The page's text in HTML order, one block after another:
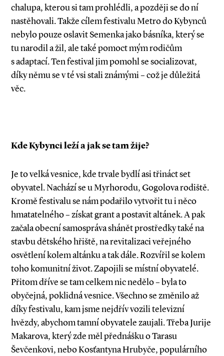
chalupa, kterou si tam prohlédli, a později se do ní
nastěhovali. Takže cílem festivalu Metro do Kybynců
nebylo pouze oslavit Semenka jako básníka, který se
tu narodil a žil, ale také pomoct mým rodičům
s adaptací. Ten festival jim pomohl se socializovat,
díky němu se v té vsi stali známými – což je důležitá
věc.
Kde Kybynci leží a jak se tam žije?
Je to velká vesnice, kde trvale bydlí asi třináct set
obyvatel. Nachází se u Myrhorodu, Gogolova rodiště.
Kromě festivalu se nám podařilo vytvořit tu i něco
hmatatelného – získat grant a postavit altánek. A pak
začala obecní samospráva shánět prostředky také na
stavbu dětského hřiště, na revitalizaci veřejného
osvětlení kolem altánku a tak dále. Rozvířil se kolem
toho komunitní život. Zapojili se místní obyvatelé.
Přitom dříve se tam celkem nic nedělo – byla to
obyčejná, poklidná vesnice. Všechno se změnilo až
díky festivalu, kam jsme nejdřív vozili televizní
hvězdy, abychom tamní obyvatele zaujali. Třeba Jurije
Makarova, který zde měl přednášku o Tarasu
Ševčenkovi, nebo Kosťantyna Hrubyče, populárního